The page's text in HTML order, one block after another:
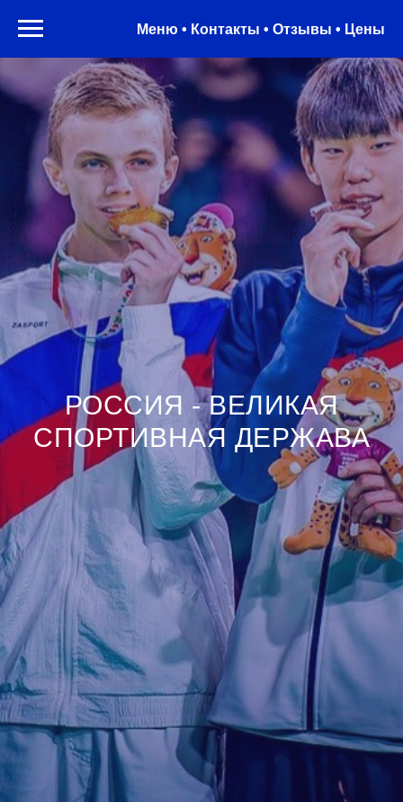
Меню • Контакты • Отзывы • Цены
РОССИЯ - ВЕЛИКАЯ
СПОРТИВНАЯ ДЕРЖАВА